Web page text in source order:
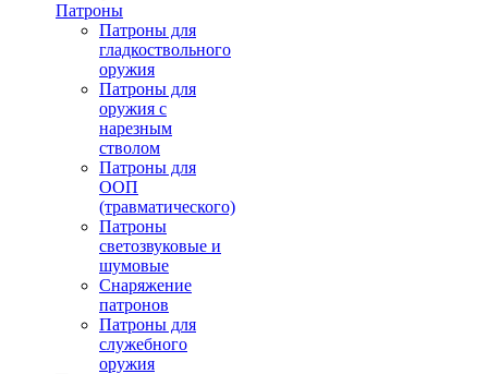
Патроны
Патроны для
гладкоствольного
оружия
Патроны для
оружия с
нарезным
стволом
Патроны для
ООП
(травматического)
Патроны
светозвуковые и
шумовые
Снаряжение
патронов
Патроны для
служебного
оружия